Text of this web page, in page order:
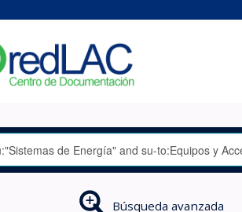
Búsqueda avanzada